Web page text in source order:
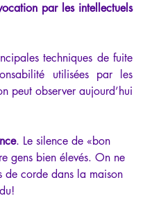
par les intellectuels
techniques de fuite
utilisées par les
peut observer aujourd’hui
. Le silence de «bon
gens bien élevés. On ne
de corde dans la maison